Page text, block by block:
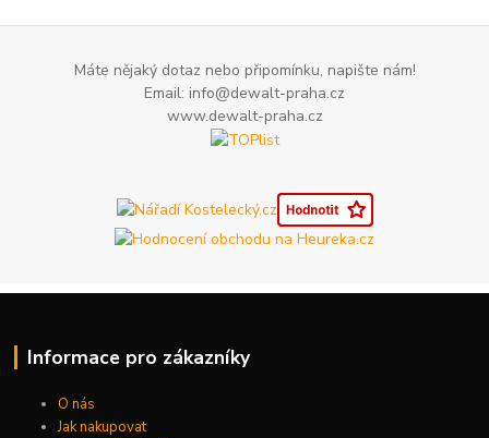
Máte nějaký dotaz nebo připomínku, napište nám!
Email: info@dewalt-praha.cz
www.dewalt-praha.cz
Informace pro zákazníky
O nás
Jak nakupovat